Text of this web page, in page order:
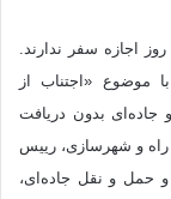
طبق اعلام وزارت بهداشت افراد مبتلا به کرونا تا ۱۴ روز اجازه سفر ندارند.
که با موضوع «اجتناب از
جاده‌ای بدون دریافت
و شهرسازی، رییس
حمل و نقل جاده‌ای،